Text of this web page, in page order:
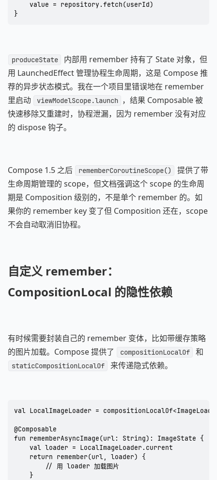
    value = repository.fetch(userId)
}
produceState
内部用 remember 持有了 State 对象，但
用 LaunchedEffect 管理协程生命周期，这是 Compose 推
荐的异步状态模式。我在一个项目里错误地在 remember
里启动
viewModelScope.launch ，结果 Composable 被
快速移除又重建时，协程泄漏，因为 remember 没有对应
的 dispose 钩子。
Compose 1.5 之后 rememberCoroutineScope()
提供了带
生命周期管理的 scope，但文档强调这个 scope 的生命周
期是 Composition 级别的，不是单个 remember 的。如
果你的 remember key 变了但 Composition 还在，scope
不会自动取消旧协程。
自定义 remember：
CompositionLocal 的隐性依赖
有时候需要封装自己的 remember 变体，比如带缓存策略
的图片加载。Compose 提供了
compositionLocalOf 和
staticCompositionLocalOf 来传递隐式依赖。
val LocalImageLoader =
@Composable
fun rememberAsyncImage(url: String): ImageState {
    val loader = LocalImageLoader.current
    return remember(url, loader) {
        // 用 loader 加载图片
    }